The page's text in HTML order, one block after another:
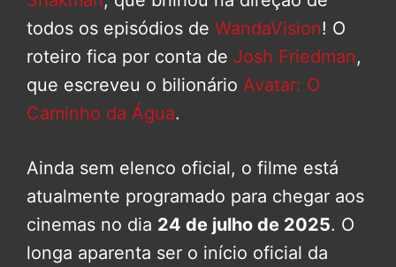
todos os episódios de WandaVision! O
roteiro fica por conta de Josh Friedman,
que escreveu o bilionário Avatar: O
Caminho da Água.
Ainda sem elenco oficial, o filme está
atualmente programado para chegar aos
cinemas no dia 24 de julho de 2025. O
longa aparenta ser o início oficial da